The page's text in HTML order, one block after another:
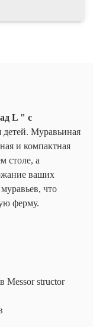
L " с
Муравьиная
и компактная
столе, а
ваших
что
ферму.
Messor structor